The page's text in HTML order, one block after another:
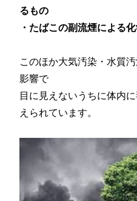
るもの
・たばこの副流煙による
このほか大気汚染・水質
影響で
目に見えないうちに体内
えられています。